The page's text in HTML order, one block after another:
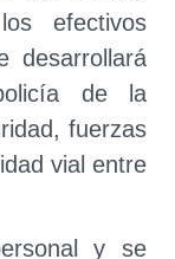
efectivos
desarrollará
de la
fuerzas
vial entre
y se